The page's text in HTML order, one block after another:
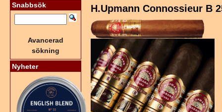
H.Upmann Connossieur B
Snabbsök
Avancerad
sökning
Nyheter